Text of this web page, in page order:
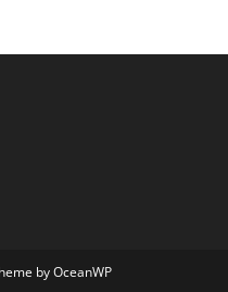
by OceanWP